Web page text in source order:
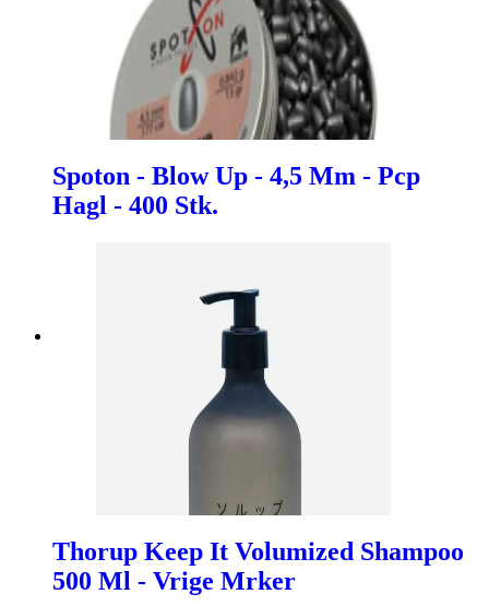
Spoton - Blow Up - 4,5 Mm - Pcp
Hagl - 400 Stk.
Thorup Keep It Volumized Shampoo
500 Ml - Vrige Mrker